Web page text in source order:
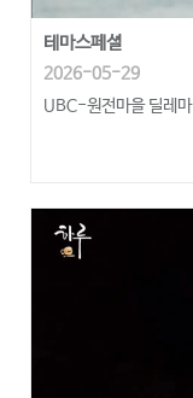
테마스페셜
2026-05-29
UBC-원전마을 딜레마